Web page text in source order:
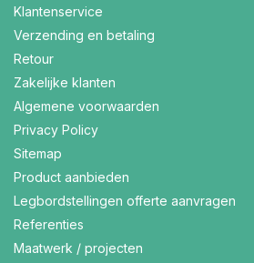
Klantenservice
Verzending en betaling
Retour
Zakelijke klanten
Algemene voorwaarden
Privacy Policy
Sitemap
Product aanbieden
Legbordstellingen offerte aanvragen
Referenties
Maatwerk / projecten